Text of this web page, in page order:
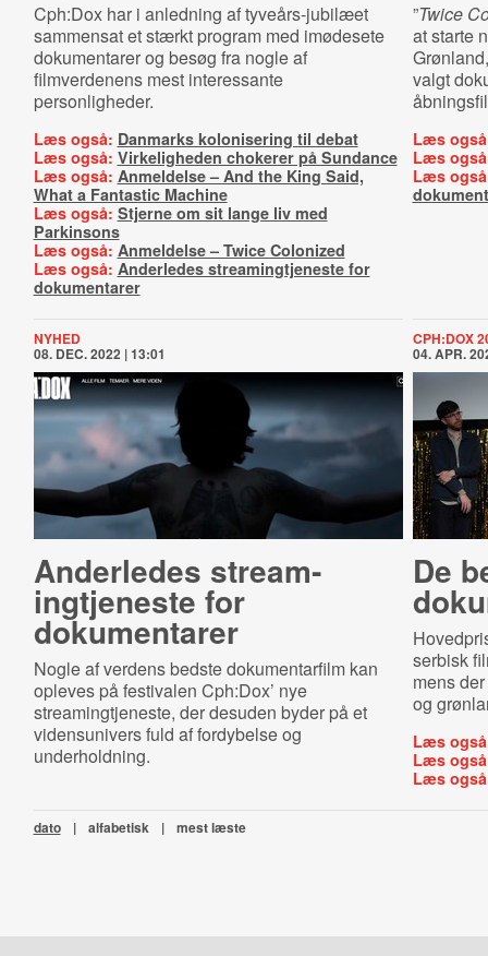
Cph:Dox har i anledning af tyveårs-jubilæet
sammensat et stærkt program med imødesete
dokumentarer og besøg fra nogle af
filmverdenens mest interessante
personligheder.
Læs også: Danmarks kolonisering til debat
Læs også: Virkeligheden chokerer på Sundance
Læs også: Anmeldelse – And the King Said,
What a Fantastic Machine
Læs også: Stjerne om sit lange liv med
Parkinsons
Læs også: Anmeldelse – Twice Colonized
Læs også: Anderledes streamingtjeneste for
dokumentarer
”Twice
at starte
valgt
Læs
Læs
Læs
NYHED
08. DEC. 2022 | 13:01
Anderledes strea­m­
ingtje­ne­ste for
dokumentarer
Nogle af verdens bedste dokumentarfilm kan
opleves på festivalen Cph:Dox’ nye
streamingtjeneste, der desuden byder på et
vidensunivers fuld af fordybelse og
underholdning.
CPH:DOX
04. APR.
De
serbisk
mens
og
Læs
Læs
Læs
dato | alfabetisk | mest læste